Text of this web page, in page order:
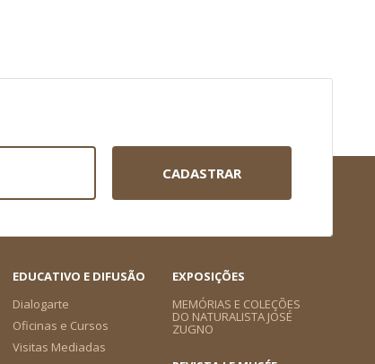
CADASTRAR
EDUCATIVO E DIFUSÃO
Dialogarte
Oficinas e Cursos
Visitas Mediadas
EXPOSIÇÕES
MEMÓRIAS E COLEÇÕES
DO NATURALISTA JOSÉ
ZUGNO